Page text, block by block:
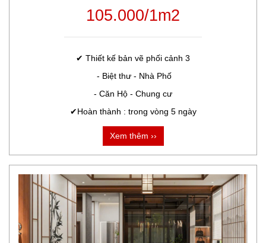
105.000/1m2
✔ Thiết kế bản vẽ phối cảnh 3
- Căn Hộ - Chung cư
✔Hoàn thành : trong vòng 5 ngày
Xem thêm ››